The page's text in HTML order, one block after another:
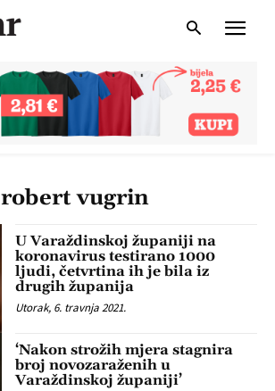
robert vugrin
U Varaždinskoj županiji na
koronavirus testirano 1000
ljudi, četvrtina ih je bila iz
drugih županija
Utorak, 6. travnja 2021.
‘Nakon strožih mjera stagnira
broj novozaraženih u
Varaždinskoj županiji’